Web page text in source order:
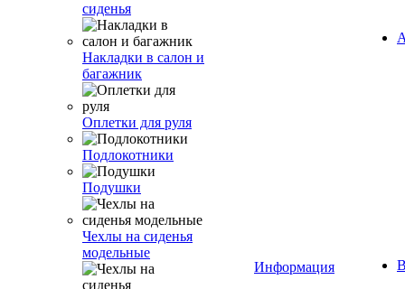
сиденья
Накладки в салон и
багажник
Оплетки для руля
Подлокотники
Подушки
Чехлы на сиденья
модельные
Информация